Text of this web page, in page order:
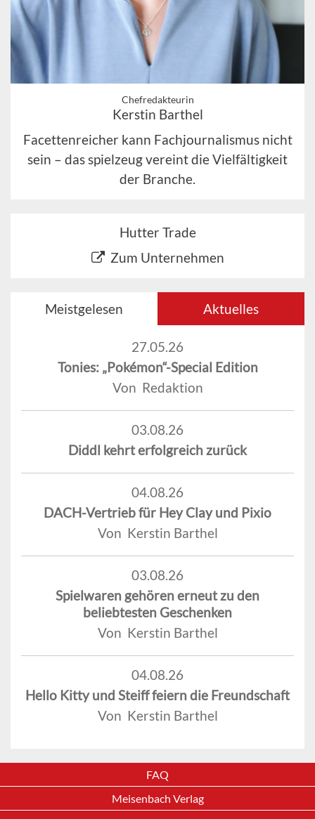
Chefredakteurin
Kerstin Barthel
Facettenreicher kann Fachjournalismus nicht
sein – das spielzeug vereint die Vielfältigkeit
der Branche.
Hutter Trade
Zum Unternehmen
Meistgelesen Aktuelles
27.05.26
Tonies: „Pokémon“-Special Edition
Von Redaktion
03.08.26
Diddl kehrt erfolgreich zurück
04.08.26
DACH-Vertrieb für Hey Clay und Pixio
Von Kerstin Barthel
03.08.26
Spielwaren gehören erneut zu den
beliebtesten Geschenken
Von Kerstin Barthel
04.08.26
Hello Kitty und Steiff feiern die Freundschaft
Von Kerstin Barthel
FAQ
Meisenbach Verlag